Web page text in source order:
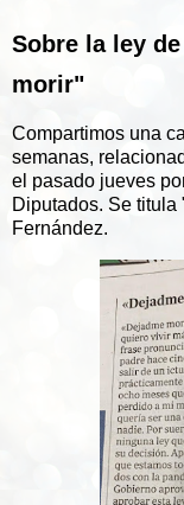
Sobre la ley
morir"
Compartimos una
semanas,
el pasado jueves
Diputados. Se
Fernández.